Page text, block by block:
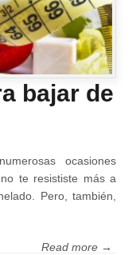
bajar de
ocasiones
te resististe más a
Pero, también,
Read more →